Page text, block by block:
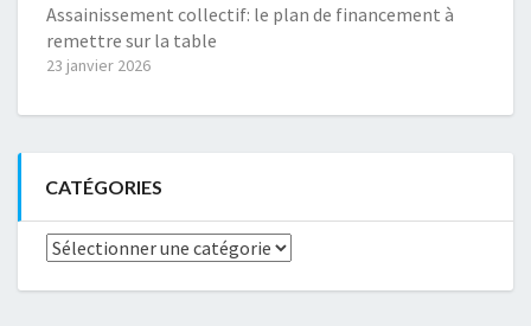
Assainissement collectif: le plan de financement à
remettre sur la table
23 janvier 2026
CATÉGORIES
Catégories